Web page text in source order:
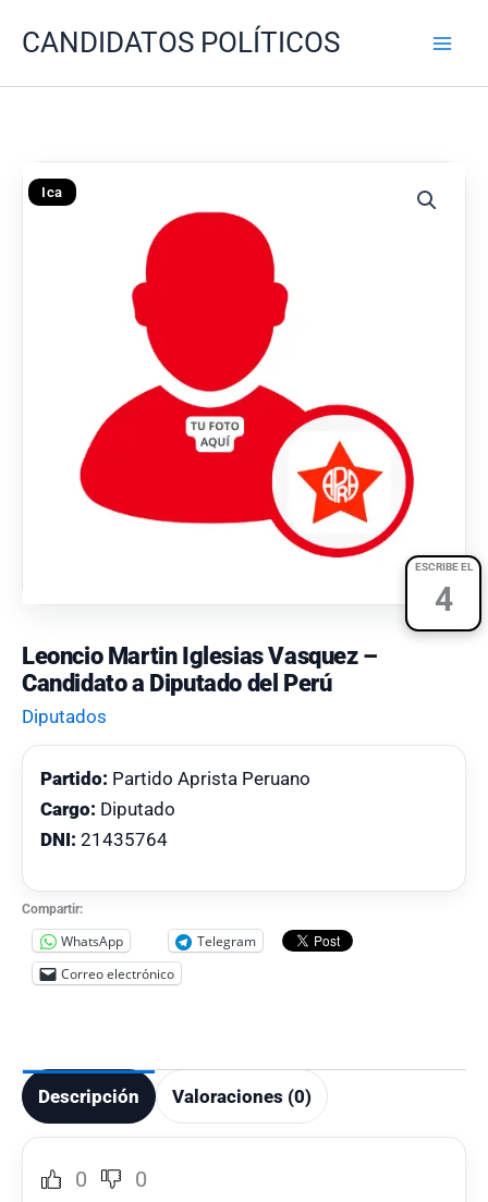
CANDIDATOS POLÍTICOS
ESCRIBE EL
4
Ica
Leoncio Martin Iglesias Vasquez –
Candidato a Diputado del Perú
Diputados
Partido: Partido Aprista Peruano
Cargo: Diputado
DNI: 21435764
Compartir:
WhatsApp
Telegram
Correo electrónico
Descripción Valoraciones (0)
0 0